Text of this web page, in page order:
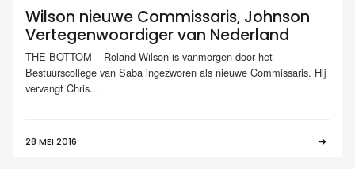
Wilson nieuwe Commissaris, Johnson
Vertegenwoordiger van Nederland
THE BOTTOM – Roland Wilson is vanmorgen door het
Bestuurscollege van Saba ingezworen als nieuwe Commissaris. Hij
vervangt Chris...
28 MEI 2016